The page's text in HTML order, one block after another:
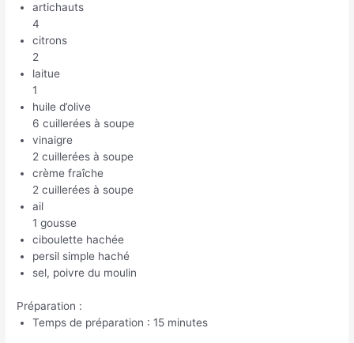
artichauts
4
citrons
2
laitue
1
huile d’olive
6 cuillerées à soupe
vinaigre
2 cuillerées à soupe
crème fraîche
2 cuillerées à soupe
ail
1 gousse
ciboulette hachée
persil simple haché
sel, poivre du moulin
Préparation :
Temps de préparation : 15 minutes